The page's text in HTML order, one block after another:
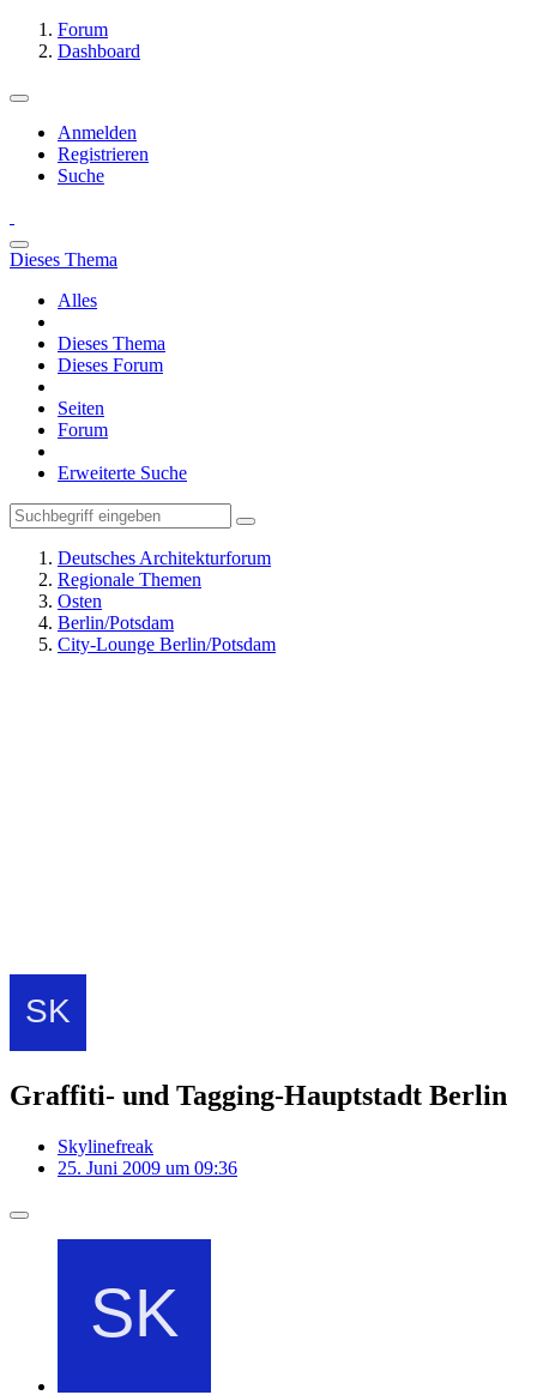
Forum
Dashboard
Anmelden
Registrieren
Suche
Dieses Thema
Alles
Dieses Thema
Dieses Forum
Seiten
Forum
Erweiterte Suche
Deutsches Architekturforum
Regionale Themen
Osten
Berlin/Potsdam
City-Lounge Berlin/Potsdam
Graffiti- und Tagging-Hauptstadt Berlin
Skylinefreak
25. Juni 2009 um 09:36